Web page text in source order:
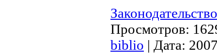
Просмотров:
biblio | Дата: